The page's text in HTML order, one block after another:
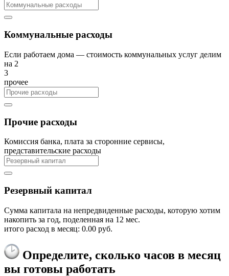
Коммунальные расходы
Если работаем дома — стоимость коммунальных услуг делим
на 2
3
прочее
Прочие расходы
Комиссия банка, плата за сторонние сервисы,
представительские расходы
Резервный капитал
Сумма капитала на непредвиденные расходы, которую хотим
накопить за год, поделенная на 12 мес.
итого расход в месяц: 0.00 руб.
Определите, сколько часов в месяц
вы готовы работать